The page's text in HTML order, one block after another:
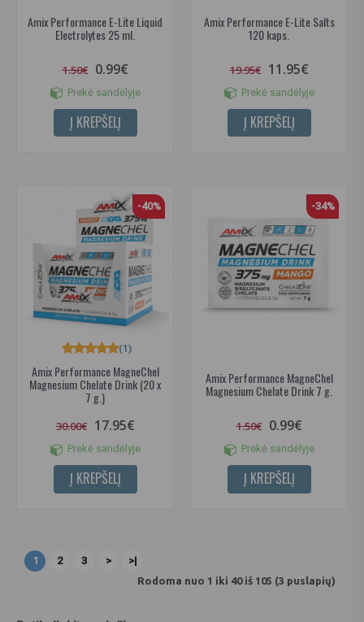
Amix Performance E-Lite Liquid
Electrolytes 25 ml.
1.50€ 0.99€
Prekė sandėlyje
Į KREPŠELĮ
Amix Performance E-Lite Salts
120 kaps.
19.95€ 11.95€
Prekė sandėlyje
Į KREPŠELĮ
-40%
Amix Performance MagneChel
Magnesium Chelate Drink (20 x
7 g.)
(1)
30.00€ 17.95€
Prekė sandėlyje
Į KREPŠELĮ
-34%
Amix Performance MagneChel
Magnesium Chelate Drink 7 g.
1.50€ 0.99€
Prekė sandėlyje
Į KREPŠELĮ
1 2 3 > >|
Rodoma nuo 1 iki 40 iš 105 (3 puslapių)